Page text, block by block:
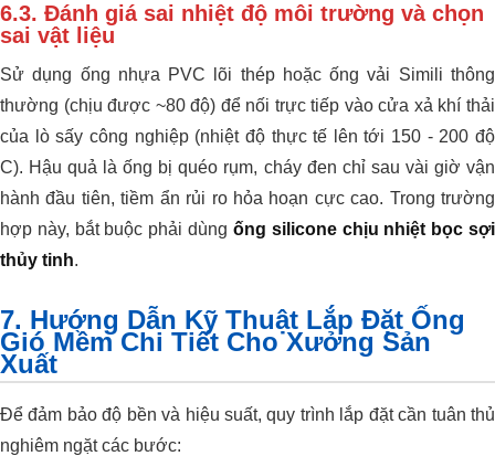
6.3. Đánh giá sai nhiệt độ môi trường và chọn
sai vật liệu
Sử dụng ống nhựa PVC lõi thép hoặc ống vải Simili thông
thường (chịu được ~80 độ) để nối trực tiếp vào cửa xả khí thải
của lò sấy công nghiệp (nhiệt độ thực tế lên tới 150 - 200 độ
C). Hậu quả là ống bị quéo rụm, cháy đen chỉ sau vài giờ vận
hành đầu tiên, tiềm ẩn rủi ro hỏa hoạn cực cao. Trong trường
hợp này, bắt buộc phải dùng ống silicone chịu nhiệt bọc sợi
thủy tinh.
7. Hướng Dẫn Kỹ Thuật Lắp Đặt Ống
Gió Mềm Chi Tiết Cho Xưởng Sản
Xuất
Để đảm bảo độ bền và hiệu suất, quy trình lắp đặt cần tuân thủ
nghiêm ngặt các bước: